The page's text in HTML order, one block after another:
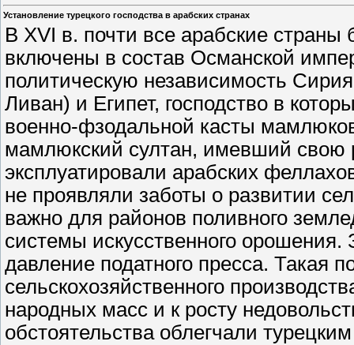
Установление турецкого господства в арабских странах
В XVI в. почти все арабские
включены в состав Османской
политическую независимость
Ливан) и Египет, господство в
военно-фзодальной касты
мамлюкский султан, имевший свою
эксплуатировали арабских
не проявляли заботы о развитии
важно для районов поливного
системы искусственного
давление податного пресса. Такая
сельскохозяйственного
народных масс и к росту
обстоятельства облегчали